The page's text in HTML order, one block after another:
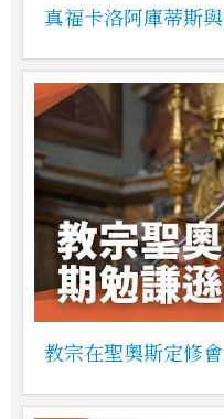
真福卡洛阿庫蒂斯
教宗在聖奧斯定修